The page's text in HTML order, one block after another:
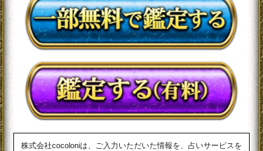
株式会社cocoloniは、ご入力いただいた情報を、占いサービスを